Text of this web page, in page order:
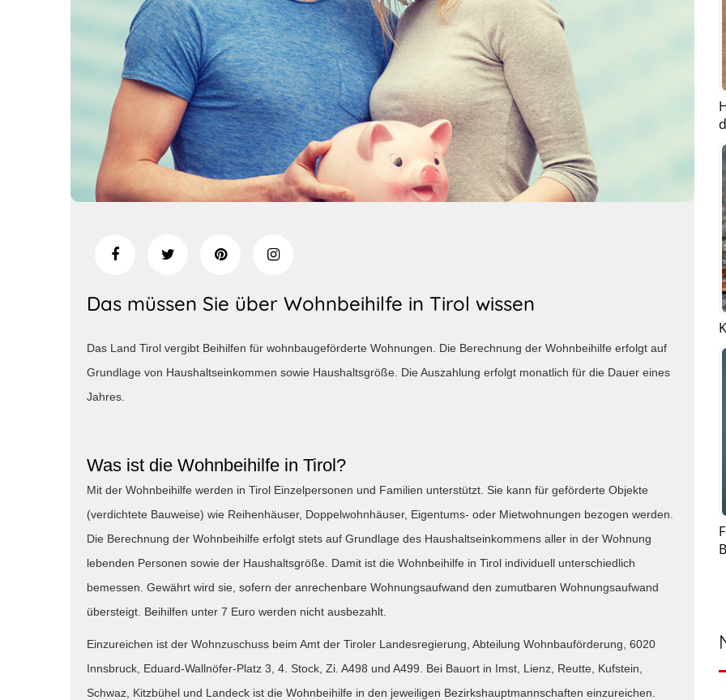
Das müssen Sie über Wohnbeihilfe in Tirol wissen
Das Land Tirol vergibt Beihilfen für wohnbaugeförderte Wohnungen. Die Berechnung der Wohnbeihilfe erfolgt auf
Grundlage von Haushaltseinkommen sowie Haushaltsgröße. Die Auszahlung erfolgt monatlich für die Dauer eines
Jahres.
Was ist die Wohnbeihilfe in Tirol?
Mit der Wohnbeihilfe werden in Tirol Einzelpersonen und Familien unterstützt. Sie kann für geförderte Objekte
(verdichtete Bauweise) wie Reihenhäuser, Doppelwohnhäuser, Eigentums- oder Mietwohnungen bezogen werden.
Die Berechnung der Wohnbeihilfe erfolgt stets auf Grundlage des Haushaltseinkommens aller in der Wohnung
lebenden Personen sowie der Haushaltsgröße. Damit ist die Wohnbeihilfe in Tirol individuell unterschiedlich
bemessen. Gewährt wird sie, sofern der anrechenbare Wohnungsaufwand den zumutbaren Wohnungsaufwand
übersteigt. Beihilfen unter 7 Euro werden nicht ausbezahlt.
Einzureichen ist der Wohnzuschuss beim Amt der Tiroler Landesregierung, Abteilung Wohnbauförderung, 6020
Innsbruck, Eduard-Wallnöfer-Platz 3, 4. Stock, Zi. A498 und A499. Bei Bauort in Imst, Lienz, Reutte, Kufstein,
Schwaz, Kitzbühel und Landeck ist die Wohnbeihilfe in den jeweiligen Bezirkshauptmannschaften einzureichen.